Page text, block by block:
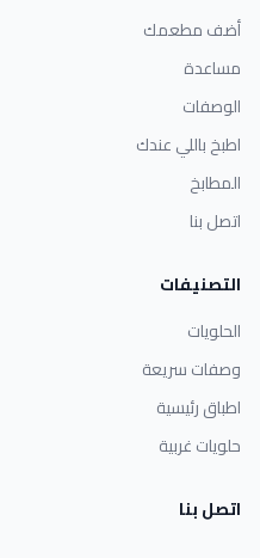
أضف مطعمك
مساعدة
الوصفات
اطبخ باللي عندك
المطابخ
اتصل بنا
التصنيفات
الحلويات
وصفات سريعة
اطباق رئيسية
حلويات غربية
اتصل بنا